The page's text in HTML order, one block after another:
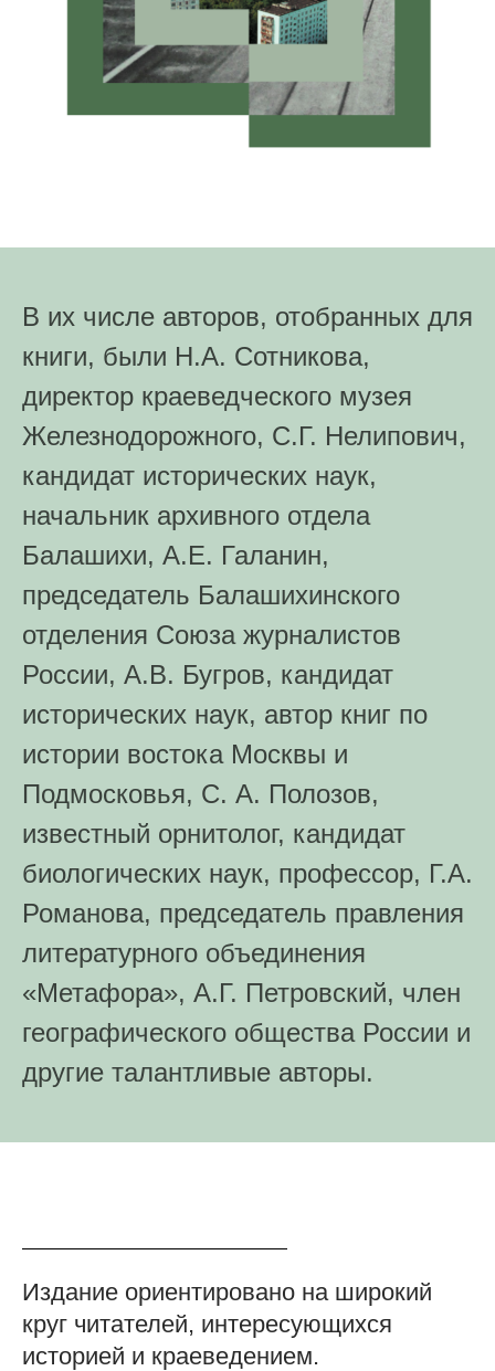
В их числе авторов, отобранных для
книги, были Н.А. Сотникова,
директор краеведческого музея
Железнодорожного, С.Г. Нелипович,
кандидат исторических наук,
начальник архивного отдела
Балашихи, А.Е. Галанин,
председатель Балашихинского
отделения Союза журналистов
России, А.В. Бугров, кандидат
исторических наук, автор книг по
истории востока Москвы и
Подмосковья, С. А. Полозов,
известный орнитолог, кандидат
биологических наук, профессор, Г.А.
Романова, председатель правления
литературного объединения
«Метафора», А.Г. Петровский, член
географического общества России и
другие талантливые авторы.
Издание ориентировано на широкий
круг читателей, интересующихся
историей и краеведением.